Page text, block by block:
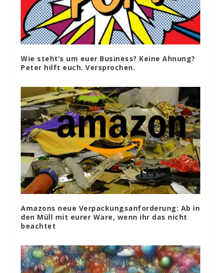
Wie steht’s um euer Business? Keine Ahnung?
Peter hilft euch. Versprochen.
Amazons neue Verpackungsanforderung: Ab in
den Müll mit eurer Ware, wenn ihr das nicht
beachtet